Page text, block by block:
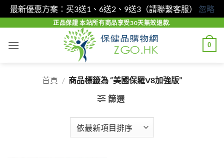
最新優惠方案：买3送1、6送2、9送3（請聯繫客服） 忽略
content
正品保證 本站所有商品享受30天無效退款.
0
首頁 / 商品標籤為 “美國保羅V8加強版”
篩選